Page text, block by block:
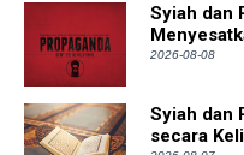
Syiah dan
2026-08-08
Syiah dan
secara